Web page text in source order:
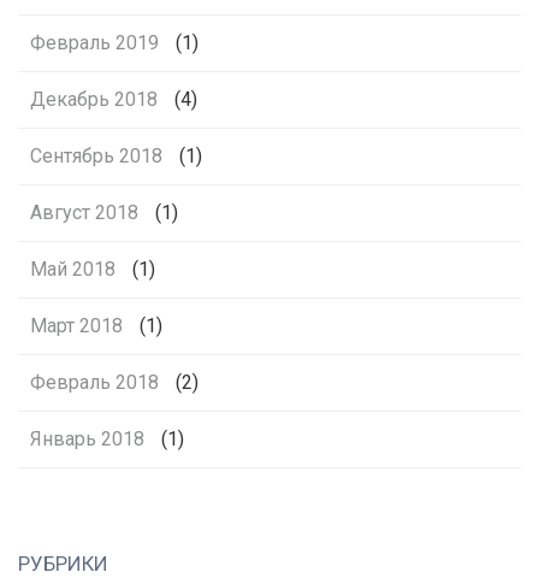
Февраль 2019 (1)
Декабрь 2018 (4)
Сентябрь 2018 (1)
Август 2018 (1)
Май 2018 (1)
Март 2018 (1)
Февраль 2018 (2)
Январь 2018 (1)
РУБРИКИ